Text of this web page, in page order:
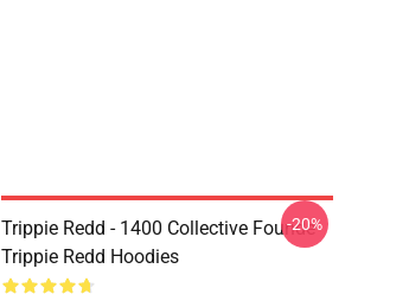
Trippie Redd - 1400 Collective Founde
Trippie Redd Hoodies
-20%